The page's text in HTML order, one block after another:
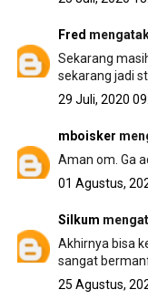
Fred
Sekarang
sekarang jadi
29 Juli, 2020
mboisker
Aman om. Ga
01 Agustus,
Silkum
Akhirnya bisa
sangat
25 Agustus,